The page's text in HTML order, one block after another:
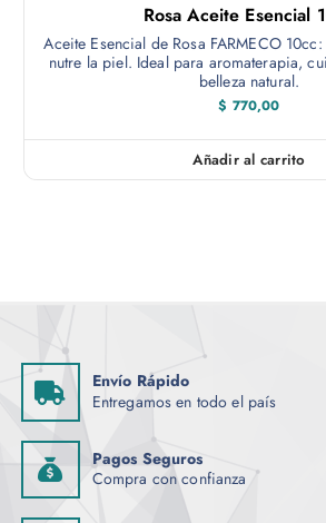
Rosa Aceite Esencial
Aceite Esencial de Rosa FARMECO
nutre la piel. Ideal para aromaterapia,
belleza natural.
$ 770,00
Añadir al carrito
Envío Rápido
Entregamos en todo el país
Pagos Seguros
Compra con confianza